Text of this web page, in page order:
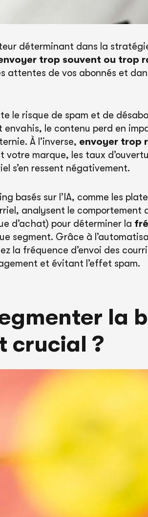
déterminant dans la
trop souvent ou trop
attentes de vos abonnés et
le risque de spam et de
envahis, le contenu perd en
À l’inverse, envoyer trop
votre marque, les taux
s’en ressent négativement.
basés sur l’IA, comme les
analysent le comportement
d’achat) pour déterminer la
segment. Grâce à
la fréquence d’envoi des
et évitant l’effet spam.
la
crucial ?